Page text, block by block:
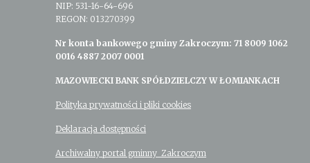
NIP: 531-16-64-696
REGON: 013270399
Nr konta bankowego gminy Zakroczym: 71 8009 1062
0016 4887 2007 0001
MAZOWIECKI BANK SPÓŁDZIELCZY W ŁOMIANKACH
Polityka prywatności i pliki cookies
Deklaracja dostępności
Archiwalny portal gminny Zakroczym